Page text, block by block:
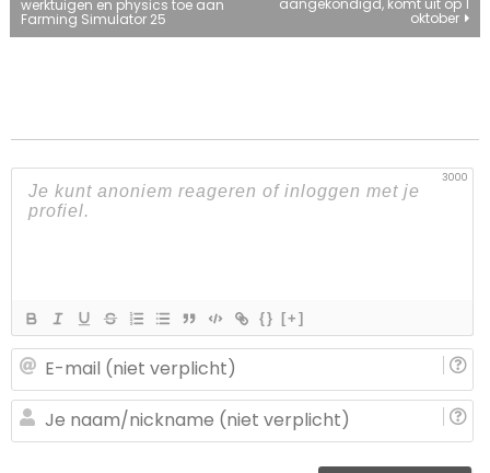
navigatie
werktuigen en physics toe aan
Farming Simulator 25 oktober
3000
{} [+]